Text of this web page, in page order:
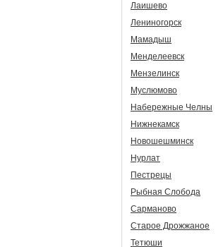
Лаишево
Лениногорск
Мамадыш
Менделеевск
Мензелинск
Муслюмово
Набережные Челны
Нижнекамск
Новошешминск
Нурлат
Пестрецы
Рыбная Слобода
Сарманово
Старое Дрожжаное
Тетюши